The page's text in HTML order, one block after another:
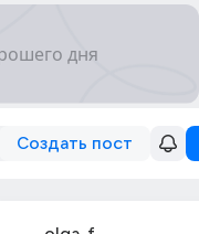
Создать пост